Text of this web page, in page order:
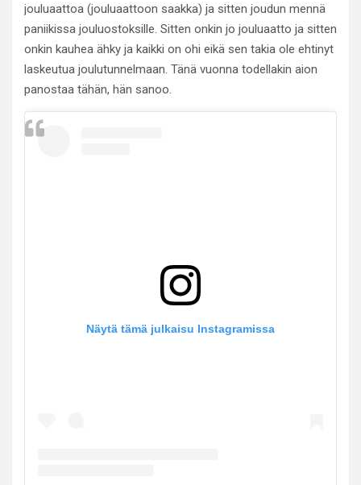
jouluaattoa (jouluaattoon saakka) ja sitten joudun mennä
paniikissa jouluostoksille. Sitten onkin jo jouluaatto ja sitten
onkin kauhea ähky ja kaikki on ohi eikä sen takia ole ehtinyt
laskeutua joulutunnelmaan. Tänä vuonna todellakin aion
panostaa tähän, hän sanoo.
Näytä tämä julkaisu Instagramissa